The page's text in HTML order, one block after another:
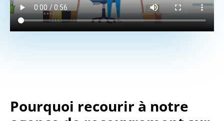
Pourquoi recourir à notre